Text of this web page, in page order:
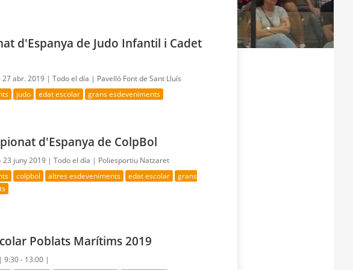
d'Espanya de Judo Infantil i Cadet
27 abr. 2019 |Todo el día | Pavelló Font de Sant Lluís
judo edat escolar grans esdeveniments
d'Espanya de ColpBol
23 juny 2019 |Todo el día | Poliesportiu Natzaret
colpbol altres esdeveniments edat escolar
grans
Poblats Marítims 2019
|9:30 - 13:00 |